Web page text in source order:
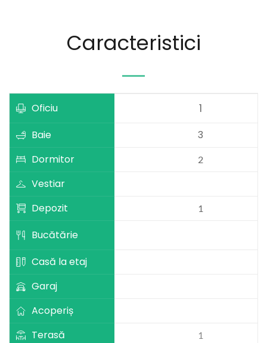
Caracteristici
Oficiu 1
Baie
3
Dormitor
2
Vestiar
Depozit
1
Bucătărie
Casă la etaj
Garaj
Acoperiș
Terasă
1